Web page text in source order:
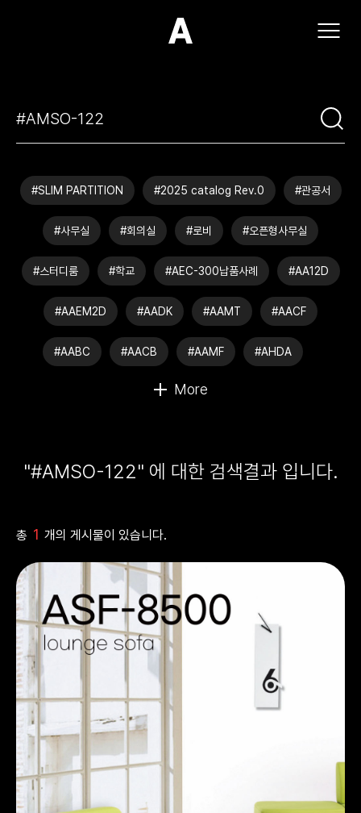
(주)아모스아인스가구
#SLIM PARTITION #2025 catalog Rev.0 #관공서
#사무실 #회의실 #로비 #오픈형사무실
#스터디룸 #학교 #AEC-300납품사례 #AA12D
#AAEM2D #AADK #AAMT #AACF
#AABC #AACB #AAMF #AHDA
"#AMSO-122" 에 대한 검색결과 입니다.
총 1 개의 게시물이 있습니다.